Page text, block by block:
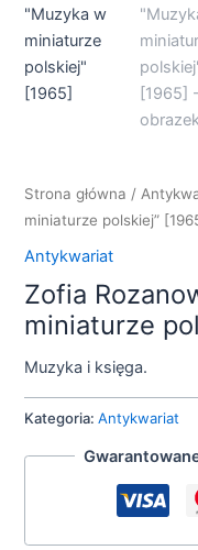
Strona główna /
miniaturze polskiej”
Antykwariat
Zofia
miniaturze
Muzyka i księga.
Kategoria:Antykwariat